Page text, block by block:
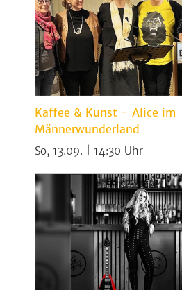
Kaffee & Kunst - Alice im
Männerwunderland
So, 13.09. | 14:30